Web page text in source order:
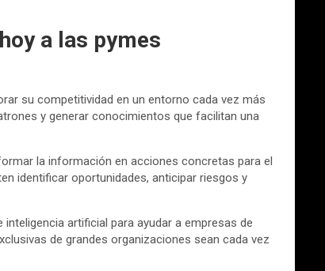
a las pymes
su competitividad en un entorno cada vez más
y generar conocimientos que facilitan una
la información en acciones concretas para el
identificar oportunidades, anticipar riesgos y
artificial para ayudar a empresas de
de grandes organizaciones sean cada vez